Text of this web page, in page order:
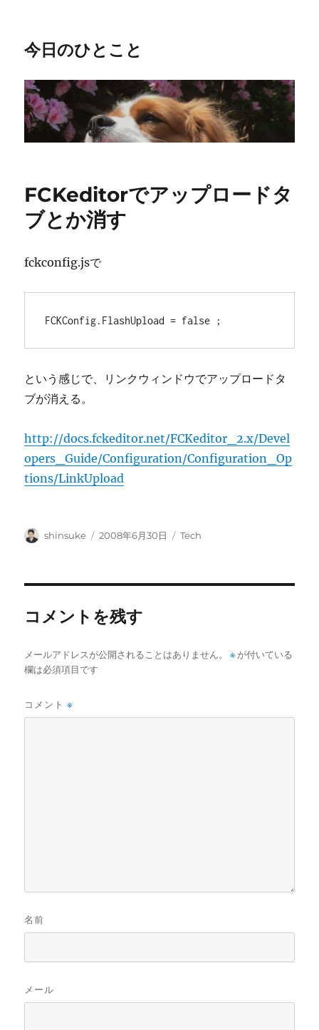
今日のひとこと
FCKeditorでアップロードタ
ブとか消す
fckconfig.jsで
という感じで、リンクウィンドウでアップロードタ
ブが消える。
http://docs.fckeditor.net/FCKeditor_2.x/Devel
opers_Guide/Configuration/Configuration_Op
tions/LinkUpload
投
shinsuke
投
2008年6月30日
カ
Tech
コメントを残す
メールアドレスが公開されることはありません。 ※が付いている
欄は必須項目です
コメント※
名前
メール